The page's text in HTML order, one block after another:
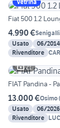
Vetrina
Fiat 500 1.2
4.990 €
Usato
06/2014
Rivenditore
21
FIAT Pandina -
13.000 €Osimo(
Usato
06/2026
Rivenditore